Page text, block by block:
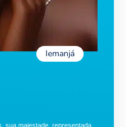
Iemanjá
sua majestade, representada